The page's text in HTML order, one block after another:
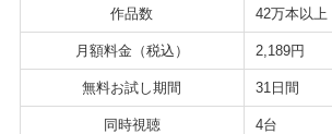
作品数 42万本以上
月額料金（税込） 2,189円
無料お試し期間 31日間
同時視聴 4台